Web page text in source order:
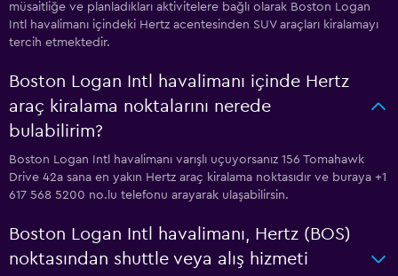
müsaitliğe ve planladıkları aktivitelere bağlı olarak Boston Logan
Intl havalimanı içindeki Hertz acentesinden SUV araçları kiralamayı
tercih etmektedir.
Boston Logan Intl havalimanı içinde Hertz
araç kiralama noktalarını nerede
bulabilirim?
Boston Logan Intl havalimanı varışlı uçuyorsanız 156 Tomahawk
Drive 42a sana en yakın Hertz araç kiralama noktasıdır ve buraya +1
617 568 5200 no.lu telefonu arayarak ulaşabilirsin.
Boston Logan Intl havalimanı, Hertz (BOS)
noktasından shuttle veya alış hizmeti